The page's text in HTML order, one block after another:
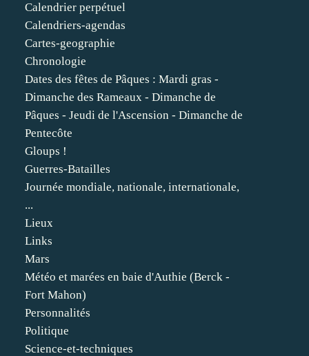
Calendrier perpétuel
Calendriers-agendas
Cartes-geographie
Chronologie
Dates des fêtes de Pâques : Mardi gras -
Dimanche des Rameaux - Dimanche de
Pâques - Jeudi de l'Ascension - Dimanche de
Pentecôte
Gloups !
Guerres-Batailles
Journée mondiale, nationale, internationale,
...
Lieux
Links
Mars
Météo et marées en baie d'Authie (Berck -
Fort Mahon)
Personnalités
Politique
Science-et-techniques